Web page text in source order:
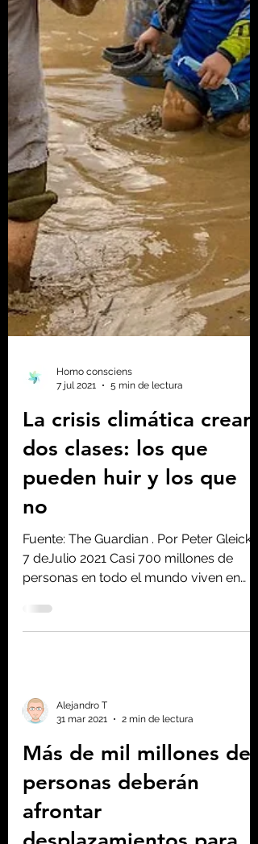
La crisis climática creará
dos clases: los que
pueden huir y los que
no
personas en todo el mundo viven en
zonas costeras bajas,...
Alejandro T